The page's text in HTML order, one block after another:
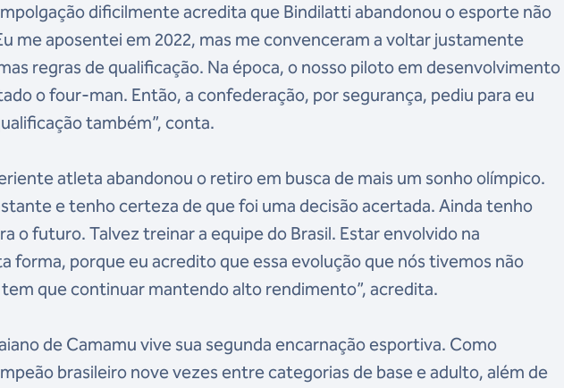
dificilmente acredita que Bindilatti abandonou o esporte não
me aposentei em 2022, mas me convenceram a voltar justamente
regras de qualificação. Na época, o nosso piloto em desenvolvimento
o four-man. Então, a confederação, por segurança, pediu para eu
também”, conta.
atleta abandonou o retiro em busca de mais um sonho olímpico.
e tenho certeza de que foi uma decisão acertada. Ainda tenho
o futuro. Talvez treinar a equipe do Brasil. Estar envolvido na
forma, porque eu acredito que essa evolução que nós tivemos não
que continuar mantendo alto rendimento”, acredita.
de Camamu vive sua segunda encarnação esportiva. Como
brasileiro nove vezes entre categorias de base e adulto, além de